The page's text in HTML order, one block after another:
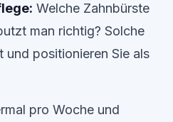
Welche Zahnbürste
man richtig? Solche
und positionieren Sie als
pro Woche und